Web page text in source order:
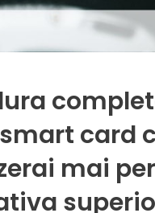
card
mai